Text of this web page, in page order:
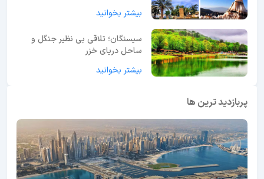
بیشتر بخوانید
سیسنگان؛ تلاقی بی نظیر جنگل و
ساحل دریای خزر
بیشتر بخوانید
پربازدید ترین ها